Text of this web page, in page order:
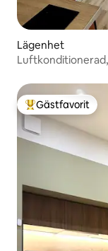
Lägenhet
Populär gästfavorit
Gästfavorit